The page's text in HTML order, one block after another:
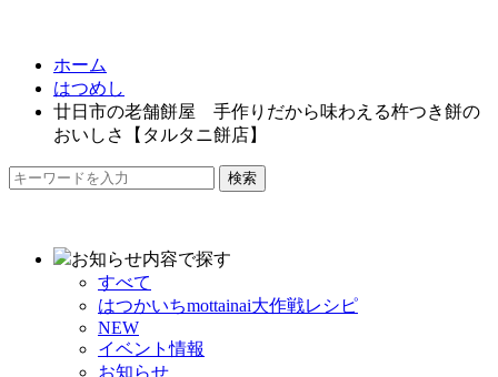
ホーム
はつめし
廿日市の老舗餅屋 手作りだから味わえる杵つき餅の
おいしさ【タルタニ餅店】
検索
お知らせ内容で探す
すべて
はつかいちmottainai大作戦レシピ
NEW
イベント情報
お知らせ